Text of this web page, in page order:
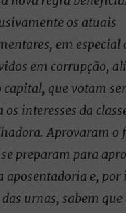
os atuais
em especial
em corrupção,
capital, que votam
os interesses da
Aprovaram o
se preparam para
aposentadoria e, por
urnas, sabem que